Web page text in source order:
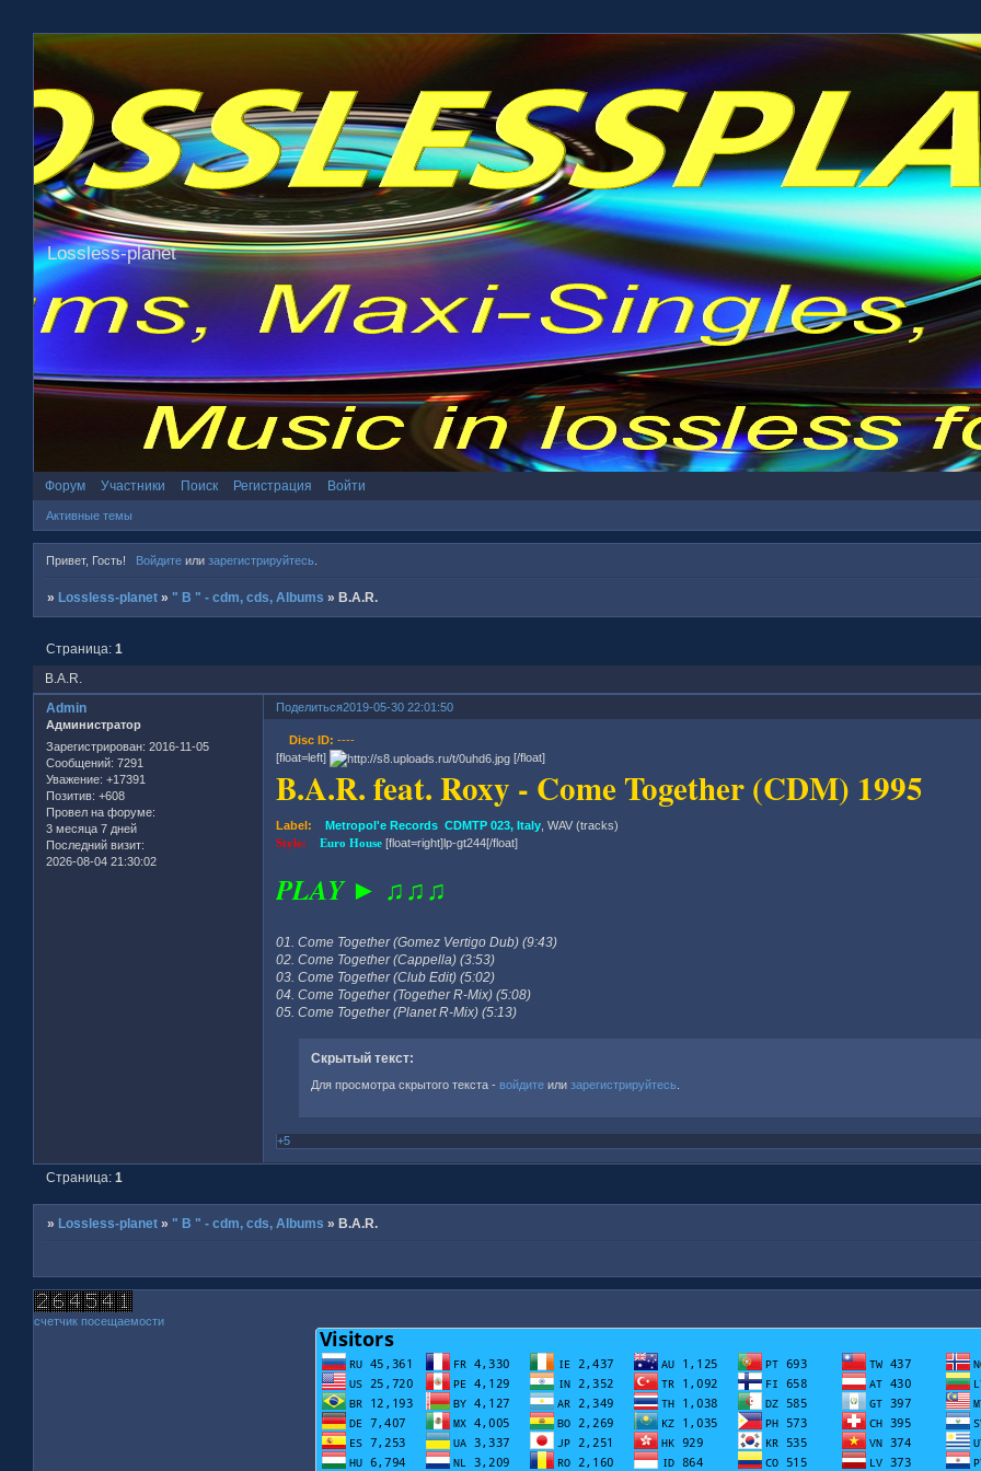
Lossless-planet
Форум Участники Поиск Регистрация Войти
Активные темы
Привет, Гость! Войдитеили зарегистрируйтесь.
» Lossless-planet » " B " - cdm, cds, Albums » B.A.R.
B.A.R.
Страница:1
Поделиться2019-05-30 22:01:50
Admin
Администратор
Зарегистрирован: 2016-11-05
Сообщений: 7291
Уважение: +17391
Позитив: +608
Провел на форуме:
3 месяца 7 дней
Последний визит:
2026-08-04 21:30:02
Disc ID: ----
[float=left]
[/float]
B.A.R. feat. Roxy - Come Together (CDM) 1995
Label: Metropol'e Records CDMTP 023, Italy , WAV (tracks)
Style:Euro House[float=right]lp-gt244[/float]
PLAY ► ♫♫♫
01. Come Together (Gomez Vertigo Dub) (9:43)
02. Come Together (Cappella) (3:53)
03. Come Together (Club Edit) (5:02)
04. Come Together (Together R-Mix) (5:08)
05. Come Together (Planet R-Mix) (5:13)
Скрытый текст:
Для просмотра скрытого текста - войдитеили зарегистрируйтесь
+5
Страница:1
»Lossless-planet » " B " - cdm, cds, Albums »B.A.R.
счетчик посещаемости